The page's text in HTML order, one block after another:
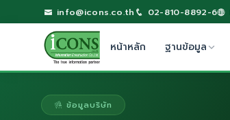
info@icons.co.th 02-810-8892-6
หน้าหลัก ฐานข้อมูล
ข้อมูลบริษัท